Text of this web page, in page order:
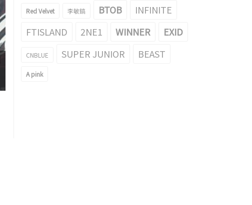
INFINITE 成烈和成鐘對停球技術挑戰的
結果！
2016/10/10
虐待對攝像機親親的成鐘的INFINITE 浩
Red Velvet 李敏鎬 BTOB
INFINITE
FTISLAND
2NE1 WINNER EXID
CNBLUE SUPER JUNIOR BEAST
A pink